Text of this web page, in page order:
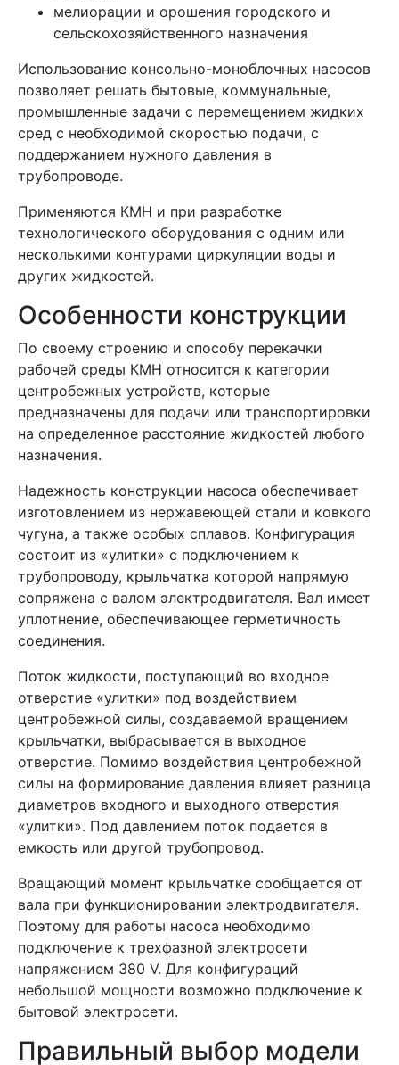
мелиорации и орошения городского и
сельскохозяйственного назначения
Использование консольно-моноблочных насосов
позволяет решать бытовые, коммунальные,
промышленные задачи с перемещением жидких
сред с необходимой скоростью подачи, с
поддержанием нужного давления в
трубопроводе.
Применяются КМН и при разработке
технологического оборудования с одним или
несколькими контурами циркуляции воды и
других жидкостей.
Особенности конструкции
По своему строению и способу перекачки
рабочей среды КМН относится к категории
центробежных устройств, которые
предназначены для подачи или транспортировки
на определенное расстояние жидкостей любого
назначения.
Надежность конструкции насоса обеспечивает
изготовлением из нержавеющей стали и ковкого
чугуна, а также особых сплавов. Конфигурация
состоит из «улитки» с подключением к
трубопроводу, крыльчатка которой напрямую
сопряжена с валом электродвигателя. Вал имеет
уплотнение, обеспечивающее герметичность
соединения.
Поток жидкости, поступающий во входное
отверстие «улитки» под воздействием
центробежной силы, создаваемой вращением
крыльчатки, выбрасывается в выходное
отверстие. Помимо воздействия центробежной
силы на формирование давления влияет разница
диаметров входного и выходного отверстия
«улитки». Под давлением поток подается в
емкость или другой трубопровод.
Вращающий момент крыльчатке сообщается от
вала при функционировании электродвигателя.
Поэтому для работы насоса необходимо
подключение к трехфазной электросети
напряжением 380 V. Для конфигураций
небольшой мощности возможно подключение к
бытовой электросети.
Правильный выбор модели